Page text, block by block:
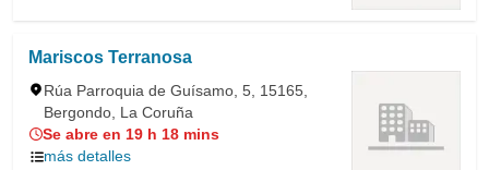
Mariscos Terranosa
Rúa Parroquia de Guísamo, 5, 15165,
Bergondo, La Coruña
Se abre en 19 h 18 mins
más detalles